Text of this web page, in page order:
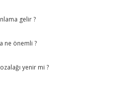
gelir ?
ne önemli ?
yenir mi ?